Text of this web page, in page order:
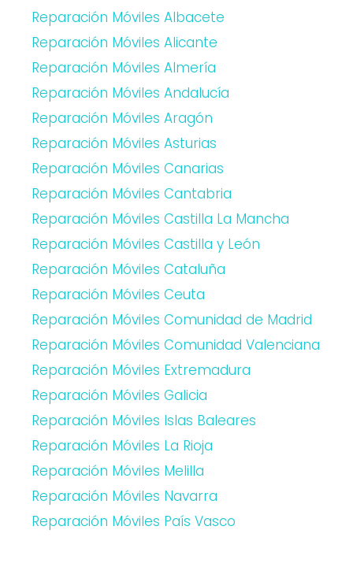
Reparación Móviles Albacete
Reparación Móviles Alicante
Reparación Móviles Almería
Reparación Móviles Andalucía
Reparación Móviles Aragón
Reparación Móviles Asturias
Reparación Móviles Canarias
Reparación Móviles Cantabria
Reparación Móviles Castilla La Mancha
Reparación Móviles Castilla y León
Reparación Móviles Cataluña
Reparación Móviles Ceuta
Reparación Móviles Comunidad de Madrid
Reparación Móviles Comunidad Valenciana
Reparación Móviles Extremadura
Reparación Móviles Galicia
Reparación Móviles Islas Baleares
Reparación Móviles La Rioja
Reparación Móviles Melilla
Reparación Móviles Navarra
Reparación Móviles País Vasco